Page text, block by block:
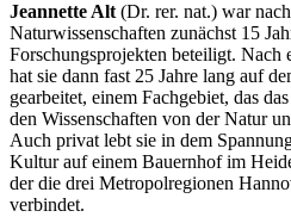
Jeannette Alt(Dr. rer. nat.) war
Naturwissenschaften zunächst 15
Forschungsprojekten beteiligt. Nach
hat sie dann fast 25 Jahre lang auf
gearbeitet, einem Fachgebiet, das
den Wissenschaften von der Natur
Auch privat lebt sie in dem
Kultur auf einem Bauernhof im
der die drei Metropolregionen
verbindet.